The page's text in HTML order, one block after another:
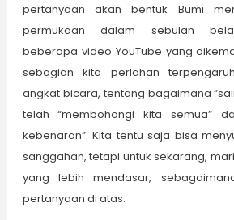
pertanyaan akan bentuk Bumi
permukaan dalam sebulan
beberapa video YouTube yang
sebagian kita perlahan
angkat bicara, tentang bagaimana
telah “membohongi kita semua”
kebenaran”. Kita tentu saja bisa
sanggahan, tetapi untuk sekarang,
yang lebih mendasar,
pertanyaan di atas.